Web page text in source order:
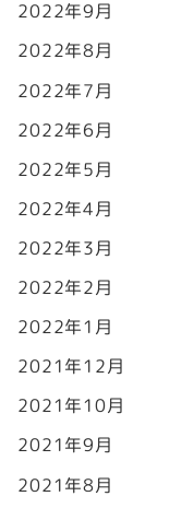
2022年9月
2022年8月
2022年7月
2022年6月
2022年5月
2022年4月
2022年3月
2022年2月
2022年1月
2021年12月
2021年10月
2021年9月
2021年8月